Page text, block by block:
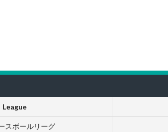
League
スボールリーグ